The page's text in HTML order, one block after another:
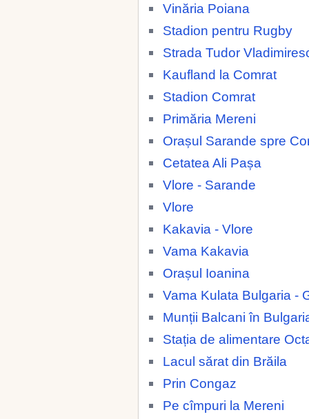
Vinăria Poiana
Stadion pentru Rugby
Strada Tudor
Kaufland la Comrat
Stadion Comrat
Primăria Mereni
Orașul Sarande spre
Cetatea Ali Pașa
Vlore - Sarande
Vlore
Kakavia - Vlore
Vama Kakavia
Orașul Ioanina
Vama Kulata Bulgaria -
Munții Balcani în
Stația de alimentare
Lacul sărat din Brăila
Prin Congaz
Pe cîmpuri la Mereni